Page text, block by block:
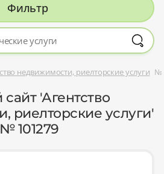
Фильтр
недвижимости, риелторские услуги №
сайт 'Агентство
риелторские услуги'
№ 101279